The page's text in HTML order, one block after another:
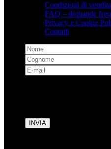
Condizioni di vendita
FAQ – domande
Privacy e Cookie
Contatti
dei dati personali
INVIA